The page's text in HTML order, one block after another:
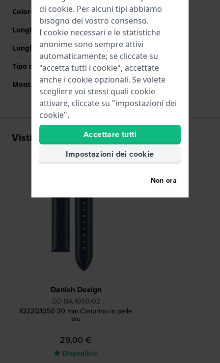
Colore Chiusura
Argento
Lunghezza Parte Superiore
80 mm
Lunghezza Parte Inferiore
120 mm
Tipo di montatura
Perni a molla
Montatura dritta
Si
Visti di recente
Danish Design
DD-BA-1050-02
IQ22Q1050 20 mm Cinturino in pelle
blu
29,00 €
● Disponibile
di cookie. Per alcuni tipi abbiamo
bisogno del vostro consenso.
I cookie necessari e le statistiche
anonime sono sempre attivi
automaticamente; se cliccate su
"accetta tutti i cookie", accettate
anche i cookie opzionali. Se volete
scegliere voi stessi quali cookie
attivare, cliccate su "impostazioni dei
cookie".
Accettare tutti
Impostazioni dei cookie
Non ora